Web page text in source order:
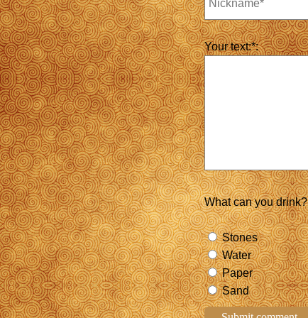
Your text:*:
What can you drink?
Stones
Water
Paper
Sand